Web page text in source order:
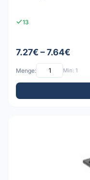
13
7.27€ – 7.64€
Menge: Min: 1